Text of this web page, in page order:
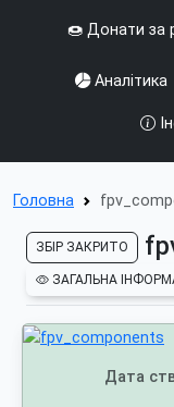
🍩 Донати за
Аналітика
Головна
ЗБІР ЗАКРИТО
ЗАГАЛЬНА
Дата